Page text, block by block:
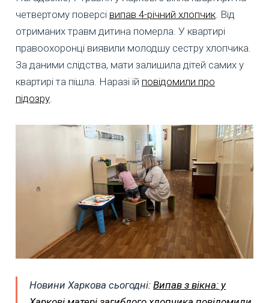
четвертому поверсі випав 4-річний хлопчик. Від
отриманих травм дитина померла. У квартирі
правоохоронці виявили молодшу сестру хлопчика.
За даними слідства, мати залишила дітей самих у
квартирі та пішла. Наразі їй повідомили про
підозру.
Новини Харкова сьогодні: Випав з вікна: у